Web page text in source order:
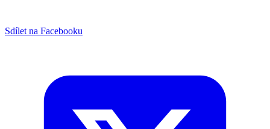
Sdílet na Facebooku